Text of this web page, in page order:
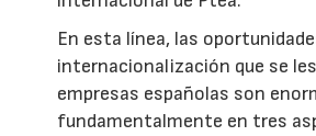
En esta línea, las
internacionalización que se
empresas españolas son
fundamentalmente en tres